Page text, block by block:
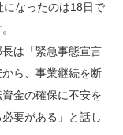
なったのは18日で
は「緊急事態宣言
ら、事業継続を断
金の確保に不安を
要がある」と話し